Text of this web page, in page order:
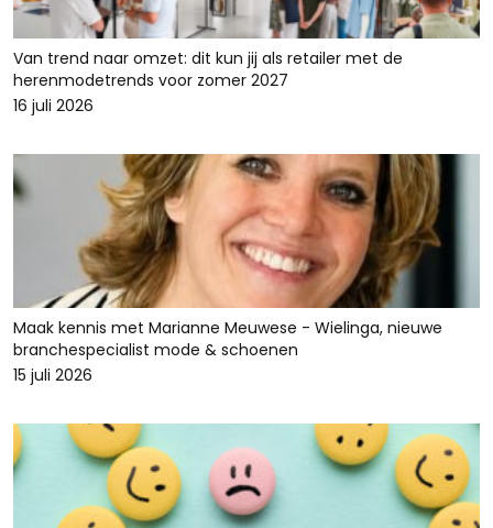
Van trend naar omzet: dit kun jij als retailer met de
herenmodetrends voor zomer 2027
16 juli 2026
Maak kennis met Marianne Meuwese - Wielinga, nieuwe
branchespecialist mode & schoenen
15 juli 2026